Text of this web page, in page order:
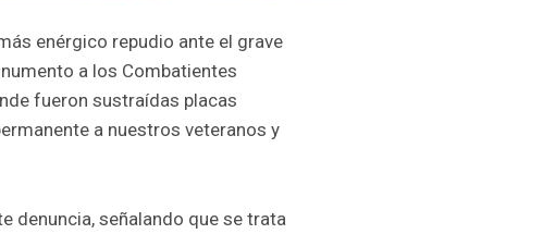
enérgico repudio ante el grave
a los Combatientes
fueron sustraídas placas
a nuestros veteranos y
denuncia, señalando que se trata